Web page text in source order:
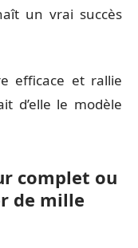
un vrai succès
efficace et rallie
d’elle le modèle
complet ou
de mille